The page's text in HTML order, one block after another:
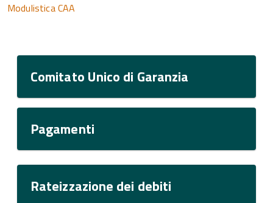
Modulistica CAA
Comitato Unico di Garanzia
Pagamenti
Rateizzazione dei debiti